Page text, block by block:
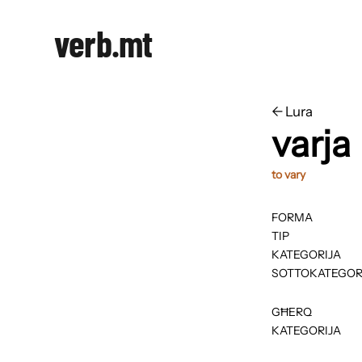
verb.mt
← ​​Lura
varja
to vary
FORMA
TIP
KATEGORIJA
GĦERQ
KATEGORIJA